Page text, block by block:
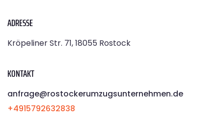
ADRESSE
Kröpeliner Str. 71, 18055 Rostock
KONTAKT
anfrage@rostockerumzugsunternehmen.de
+4915792632838